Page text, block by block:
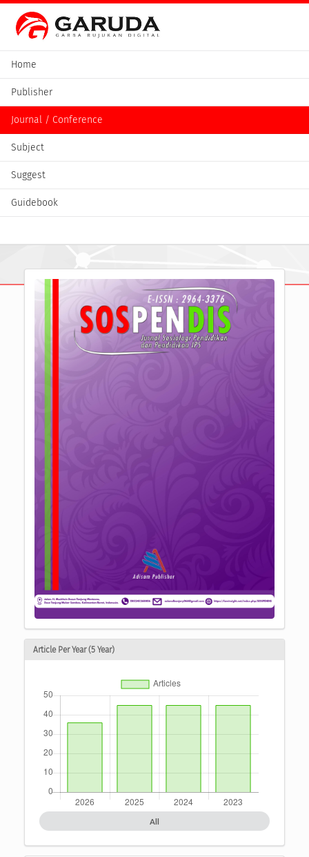
Home
Publisher
Journal / Conference
Subject
Suggest
Guidebook
Article Per Year (5 Year)
All